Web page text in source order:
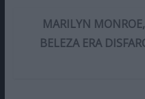
MARILYN
BELEZA ERA